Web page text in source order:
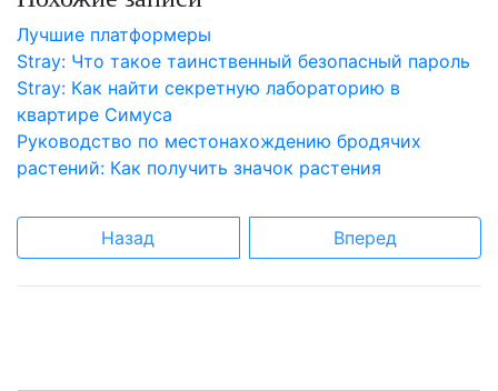
Лучшие платформеры
Stray: Что такое таинственный безопасный пароль
Stray: Как найти секретную лабораторию в
квартире Симуса
Руководство по местонахождению бродячих
растений: Как получить значок растения
Назад Вперед